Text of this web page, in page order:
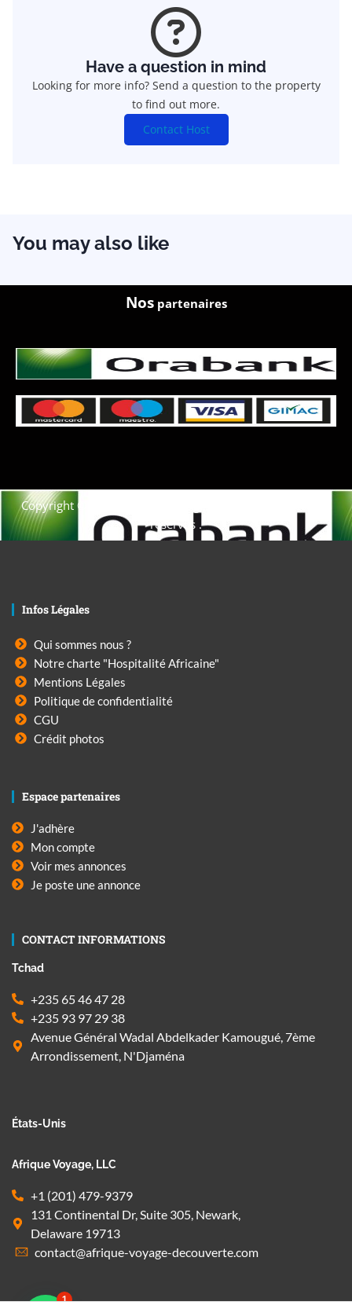
Have a question in mind
Looking for more info? Send a question to the property
to find out more.
Contact Host
You may also like
Nospartenaires
Copyright © 2021. Afrique-voyage-découverte tous droits
réservés .
Infos Légales
Qui sommes nous ?
Notre charte "Hospitalité Africaine"
Mentions Légales
Politique de confidentialité
CGU
Crédit photos
Espace partenaires
J'adhère
Mon compte
Voir mes annonces
Je poste une annonce
CONTACT INFORMATIONS
Tchad
+235 65 46 47 28
+235 93 97 29 38
Avenue Général Wadal Abdelkader Kamougué, 7ème
Arrondissement, N'Djaména
États-Unis
Afrique Voyage, LLC
+1 (201) 479-9379
131 Continental Dr, Suite 305, Newark,
Delaware 19713
contact@afrique-voyage-decouverte.com
1